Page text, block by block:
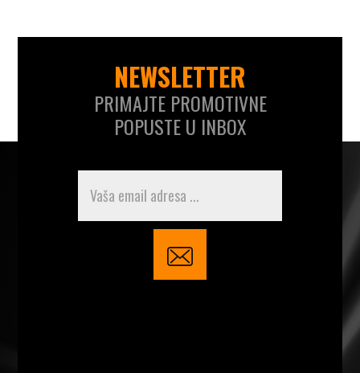
NEWSLETTER
PRIMAJTE PROMOTIVNE
POPUSTE U INBOX